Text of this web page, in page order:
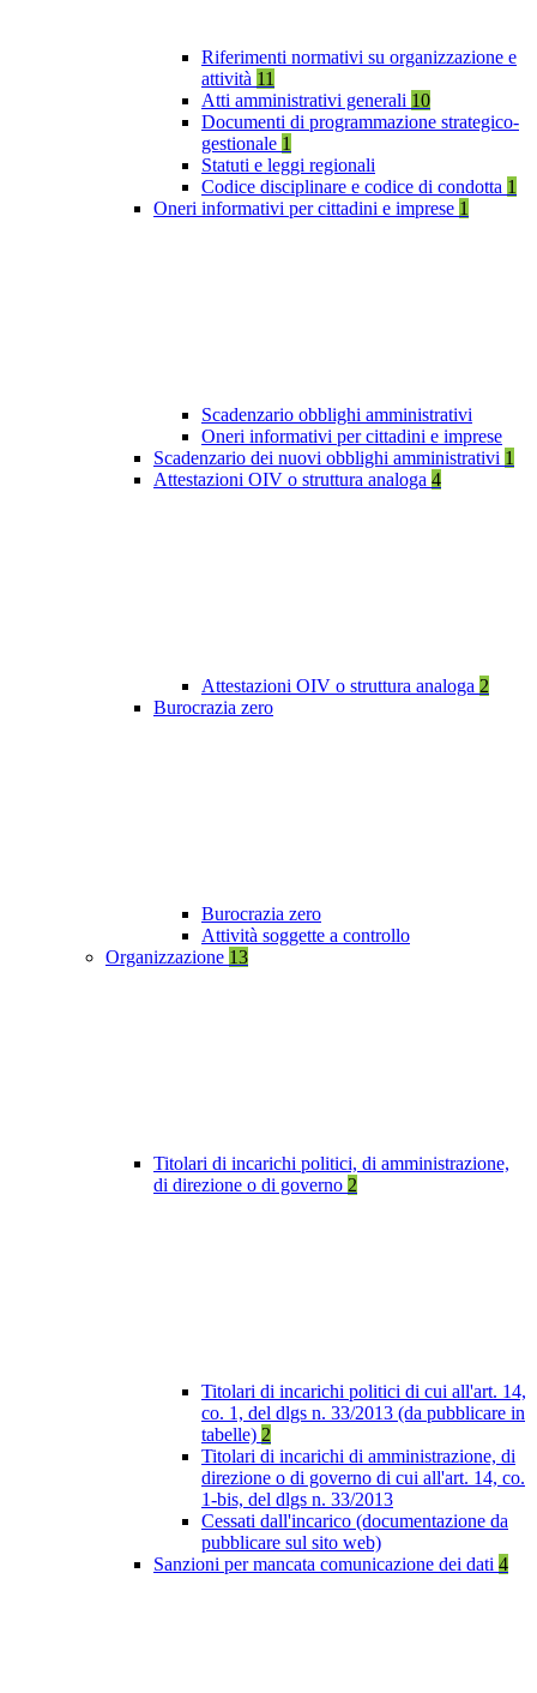
Riferimenti normativi su organizzazione e
attività 11
Atti amministrativi generali 10
Documenti di programmazione strategico-
gestionale 1
Statuti e leggi regionali
Codice disciplinare e codice di condotta 1
Oneri informativi per cittadini e imprese 1
Scadenzario obblighi amministrativi
Oneri informativi per cittadini e imprese
Scadenzario dei nuovi obblighi amministrativi 1
Attestazioni OIV o struttura analoga 4
Attestazioni OIV o struttura analoga 2
Burocrazia zero
Burocrazia zero
Attività soggette a controllo
Organizzazione 13
Titolari di incarichi politici, di amministrazione,
di direzione o di governo 2
Titolari di incarichi politici di cui all'art. 14,
co. 1, del dlgs n. 33/2013 (da pubblicare in
tabelle) 2
Titolari di incarichi di amministrazione, di
direzione o di governo di cui all'art. 14, co.
1-bis, del dlgs n. 33/2013
Cessati dall'incarico (documentazione da
pubblicare sul sito web)
Sanzioni per mancata comunicazione dei dati 4